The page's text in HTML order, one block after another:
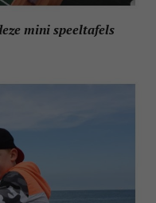
mini speeltafels